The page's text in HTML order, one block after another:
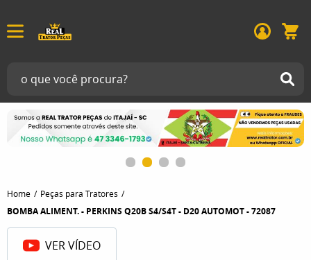
Home Peças para Tratores
BOMBA ALIMENT. - PERKINS Q20B S4/S4T - D20 AUTOMOT - 72087
VER VÍDEO